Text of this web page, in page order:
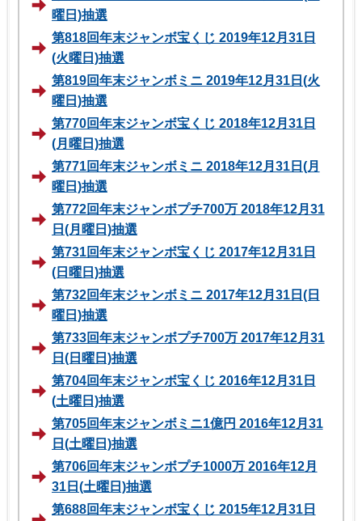
曜日)抽選
第818回年末ジャンボ宝くじ 2019年12月31日
(火曜日)抽選
第819回年末ジャンボミニ 2019年12月31日(火
曜日)抽選
第770回年末ジャンボ宝くじ 2018年12月31日
(月曜日)抽選
第771回年末ジャンボミニ 2018年12月31日(月
曜日)抽選
第772回年末ジャンボプチ700万 2018年12月31
日(月曜日)抽選
第731回年末ジャンボ宝くじ 2017年12月31日
(日曜日)抽選
第732回年末ジャンボミニ 2017年12月31日(日
曜日)抽選
第733回年末ジャンボプチ700万 2017年12月31
日(日曜日)抽選
第704回年末ジャンボ宝くじ 2016年12月31日
(土曜日)抽選
第705回年末ジャンボミニ1億円 2016年12月31
日(土曜日)抽選
第706回年末ジャンボプチ1000万 2016年12月
31日(土曜日)抽選
第688回年末ジャンボ宝くじ 2015年12月31日